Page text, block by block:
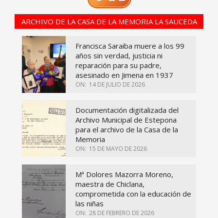
ARCHIVO DE LA CASA DE LA MEMORIA LA SAUCEDA
Francisca Saraiba muere a los 99
años sin verdad, justicia ni
reparación para su padre,
asesinado en Jimena en 1937
ON: 14 DE JULIO DE 2026
Documentación digitalizada del
Archivo Municipal de Estepona
para el archivo de la Casa de la
Memoria
ON: 15 DE MAYO DE 2026
Mª Dolores Mazorra Moreno,
maestra de Chiclana,
comprometida con la educación de
las niñas
ON: 28 DE FEBRERO DE 2026